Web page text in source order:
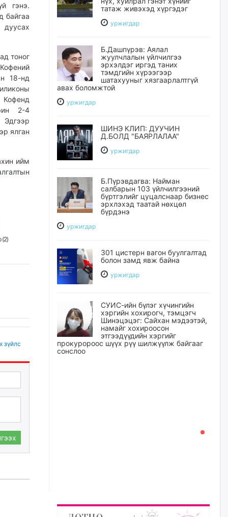
гэнэ.
байгаа
тоног
18-нд
2-4
ялган
ийм
(2)
зүйлс
татаж живэхэд хүргэдэг
уржигдар
Б.Дашпүрэв: Аялал
жуулчлалын үйлчилгээ
эрхэлдэг иргэд таних
тэмдгийн хүрээгээр
шатахууныг хязгаарлалтгүй
авах боломжтой
уржигдар
ШИНЭ КЛИП: ДУУЧИН
Д.БОЛД "БАЯРЛАЛАА"
уржигдар
Б.Пүрэвдагва: Найман
салбарын 103 үйлчилгээний
бүртгэлийг цуцалснаар бизнес
эрхлэхэд таатай нөхцөл
бүрдэнэ
уржигдар
301 цистерн вагон буулгалтад
болон замд явж байна
уржигдар
СУИС-ийн бүлэг хүчингийн
хэргийн хохирогч, тэмцэгч
Шинэцэцэг: Сайхан мэдээтэй,
намайг хохироосон
этгээдүүдийн хэргийг
прокуророос шүүх рүү шилжүүлж байгааг
сонслоо